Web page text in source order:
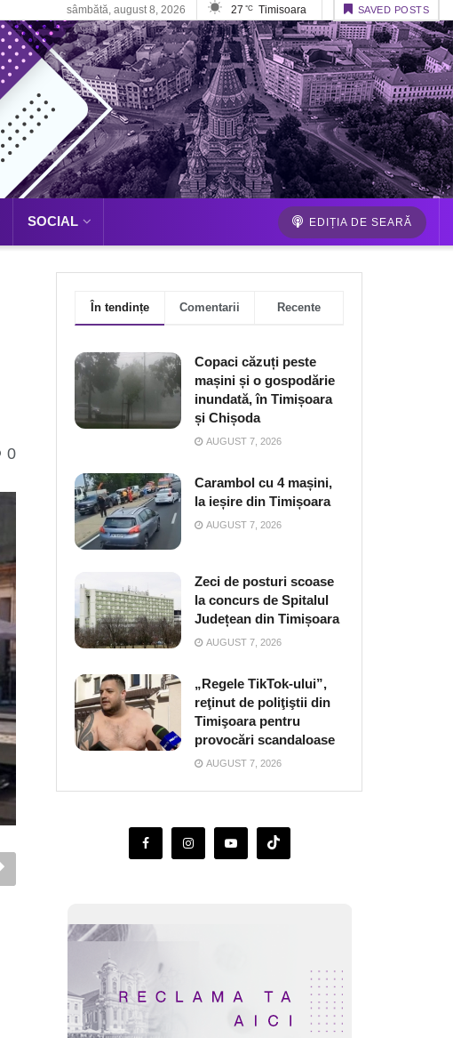
sâmbătă, august 8, 2026 27 °C Timisoara SAVED POSTS
SOCIAL EDIȚIA DE SEARĂ
0
În tendințe Comentarii Recente
Copaci căzuți peste
mașini și o gospodărie
inundată, în Timișoara
și Chișoda
AUGUST 7, 2026
Carambol cu 4 mașini,
la ieșire din Timișoara
AUGUST 7, 2026
Zeci de posturi scoase
la concurs de Spitalul
Județean din Timișoara
AUGUST 7, 2026
„Regele TikTok-ului”,
reţinut de poliţiştii din
Timişoara pentru
provocări scandaloase
AUGUST 7, 2026